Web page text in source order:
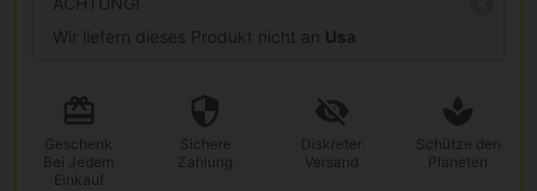
Wir liefern dieses Produkt nicht an Usa
Geschenk
Bei Jedem
Einkauf
Sichere
Zahlung
Diskreter
Versand
Schütze den
Planeten